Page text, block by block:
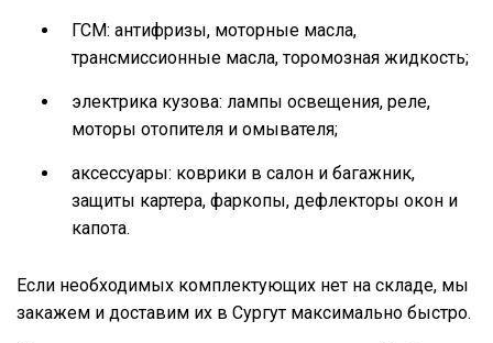
ГСМ: антифризы, моторные масла,
трансмиссионные масла, торомозная жидкость;
электрика кузова: лампы освещения, реле,
моторы отопителя и омывателя;
аксессуары: коврики в салон и багажник,
защиты картера, фаркопы, дефлекторы окон и
капота.
Если необходимых комплектующих нет на складе, мы
закажем и доставим их в Сургут максимально быстро.